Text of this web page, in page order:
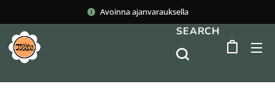
Avoinna ajanvarauksella
SEARCH